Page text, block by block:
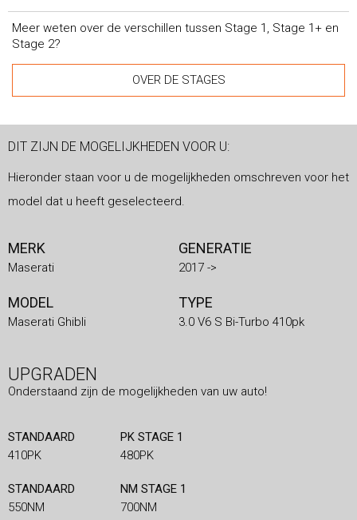
Meer weten over de verschillen tussen Stage 1, Stage 1+ en
Stage 2?
OVER DE STAGES
DIT ZIJN DE MOGELIJKHEDEN VOOR U:
Hieronder staan voor u de mogelijkheden omschreven voor het
model dat u heeft geselecteerd.
MERK
Maserati
GENERATIE
2017 ->
MODEL
Maserati Ghibli
TYPE
3.0 V6 S Bi-Turbo 410pk
UPGRADEN
Onderstaand zijn de mogelijkheden van uw auto!
STANDAARD
410PK
PK STAGE 1
480PK
STANDAARD
550NM
NM STAGE 1
700NM